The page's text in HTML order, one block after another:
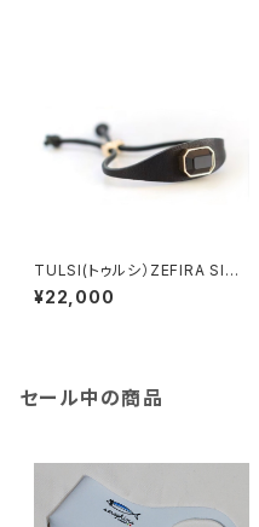
TULSI(トゥルシ）ZEFIRA SISS
I JET
¥22,000
セール中の商品